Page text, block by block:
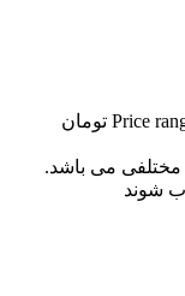
Price range: 549,000 تومان
مختلفی می باشد.
شوند